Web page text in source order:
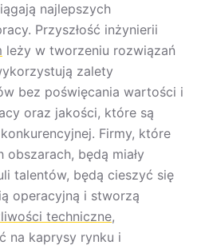
najlepszych
Przyszłość inżynierii
leży w tworzeniu rozwiązań
zalety
bez poświęcania wartości i
oraz jakości, które są
Firmy, które
będą miały
talentów, będą cieszyć się
operacyjną i stworzą
techniczne,
na kaprysy rynku i